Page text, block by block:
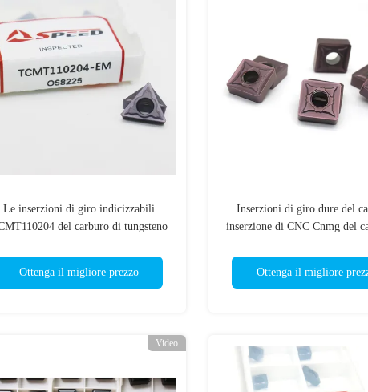
Le inserzioni di giro indicizzabili
del carburo di tungsteno
Ottenga il migliore prezzo
Inserzioni di giro dure del
inserzione di CNC Cnmg del
Ottenga il migliore
Video